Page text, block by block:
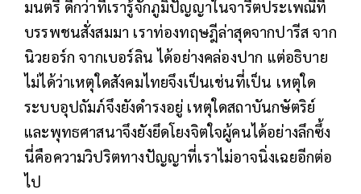
มนตรี ดีกว่าที่เรารู้จักภูมิปัญญาในจารีตประเพณีที่
บรรพชนสั่งสมมา เราท่องทฤษฎีล่าสุดจากปารีส จาก
นิวยอร์ก จากเบอร์ลิน ได้อย่างคล่องปาก แต่อธิบาย
ไม่ได้ว่าเหตุใดสังคมไทยจึงเป็นเช่นที่เป็น เหตุใด
ระบบอุปถัมภ์จึงยังดำรงอยู่ เหตุใดสถาบันกษัตริย์
และพุทธศาสนาจึงยังยึดโยงจิตใจผู้คนได้อย่างลึกซึ้ง
นี่คือความวิปริตทางปัญญาที่เราไม่อาจนิ่งเฉยอีกต่อ
ไป